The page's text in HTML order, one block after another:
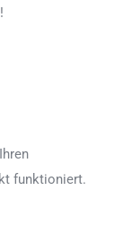
funktioniert.